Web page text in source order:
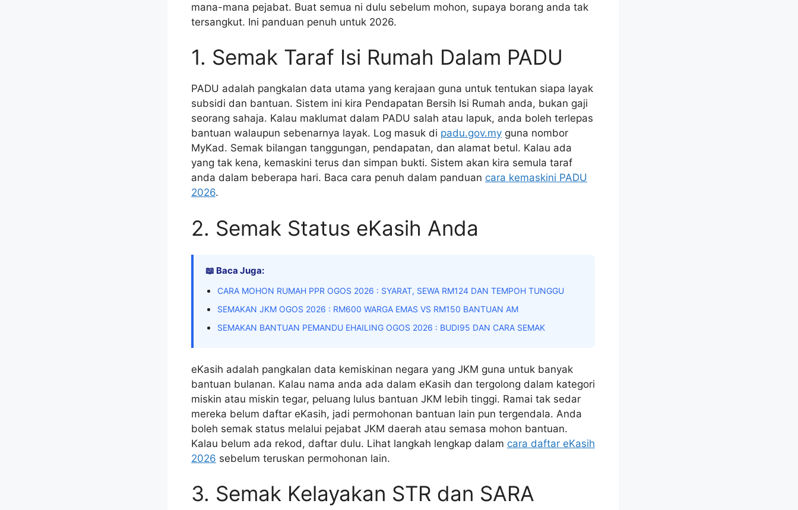
mana-mana pejabat. Buat semua ni dulu sebelum mohon, supaya borang anda tak
tersangkut. Ini panduan penuh untuk 2026.
1. Semak Taraf Isi Rumah Dalam PADU
PADU adalah pangkalan data utama yang kerajaan guna untuk tentukan siapa layak
subsidi dan bantuan. Sistem ini kira Pendapatan Bersih Isi Rumah anda, bukan gaji
seorang sahaja. Kalau maklumat dalam PADU salah atau lapuk, anda boleh terlepas
bantuan walaupun sebenarnya layak. Log masuk di padu.gov.my guna nombor
MyKad. Semak bilangan tanggungan, pendapatan, dan alamat betul. Kalau ada
yang tak kena, kemaskini terus dan simpan bukti. Sistem akan kira semula taraf
anda dalam beberapa hari. Baca cara penuh dalam panduan cara kemaskini PADU
2026.
2. Semak Status eKasih Anda
📖 Baca Juga:
CARA MOHON RUMAH PPR OGOS 2026 : SYARAT, SEWA RM124 DAN TEMPOH TUNGGU
SEMAKAN JKM OGOS 2026 : RM600 WARGA EMAS VS RM150 BANTUAN AM
SEMAKAN BANTUAN PEMANDU EHAILING OGOS 2026 : BUDI95 DAN CARA SEMAK
eKasih adalah pangkalan data kemiskinan negara yang JKM guna untuk banyak
bantuan bulanan. Kalau nama anda ada dalam eKasih dan tergolong dalam kategori
miskin atau miskin tegar, peluang lulus bantuan JKM lebih tinggi. Ramai tak sedar
mereka belum daftar eKasih, jadi permohonan bantuan lain pun tergendala. Anda
boleh semak status melalui pejabat JKM daerah atau semasa mohon bantuan.
Kalau belum ada rekod, daftar dulu. Lihat langkah lengkap dalam cara daftar eKasih
2026 sebelum teruskan permohonan lain.
3. Semak Kelayakan STR dan SARA